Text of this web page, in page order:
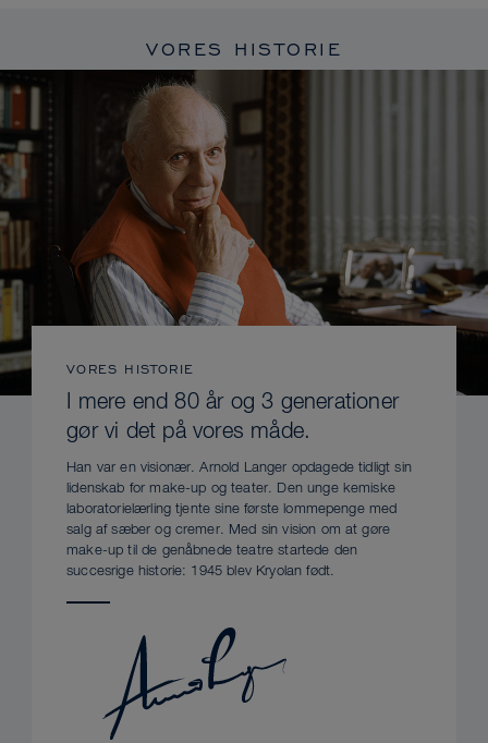
VORES HISTORIE
VORES HISTORIE
I mere end 80 år og 3 generationer
gør vi det på vores måde.
Han var en visionær. Arnold Langer opdagede tidligt sin
lidenskab for make-up og teater. Den unge kemiske
laboratorielærling tjente sine første lommepenge med
salg af sæber og cremer. Med sin vision om at gøre
make-up til de genåbnede teatre startede den
succesrige historie: 1945 blev Kryolan født.